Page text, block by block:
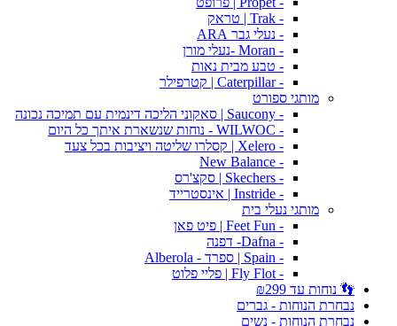
- Trak | טראק
- נעלי גבר ARA
- Moran -נעלי מורן
- טבע מבית נאות
- Caterpillar | קטרפילר
מותגי ספורט
- Saucony | סאקוני הליכה דינמית עם תמיכה נכונה
- WILWOC - נוחות שנשארת איתך כל היום
- Xelero | קסלרו שליטה ויציבות בכל צעד
- New Balance
- Skechers | סקצ'רס
- Instride | אינסטרייד
מותגי נעלי בית
- Feet Fun | פיט פאן
- Dafna- דפנה
- Spain | ספרד - Alberola
- Fly Flot | פליי פלוט
👣 נוחות עד ₪299
נבחרת הנוחות - גברים
נבחרת הנוחות - נשים